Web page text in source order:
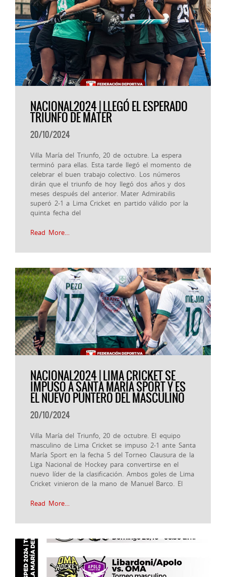
NACIONAL2024 | LLEGÓ EL ESPERADO
TRIUNFO DE MATER
20/10/2024
Villa María del Triunfo, 20 de octubre. La espera
terminó para ellas. Esta tarde llegó el momento de
celebrar el buen trabajo colectivo. Los números
dirán que el triunfo de hoy llegó dos años y dos
meses después del anterior. Mater Admirabilis
superó 2-1 a Lima Cricket en partido válido por la
quinta fecha del
Read More…
NACIONAL2024 | LIMA CRICKET SE
IMPUSO A SANTA MARÍA SPORT Y ES
EL NUEVO PUNTERO DEL MASCULINO
20/10/2024
Villa María del Triunfo, 20 de octubre. El equipo
masculino de Lima Cricket se impuso 2-1 ante Santa
María Sport en la fecha 5 del Torneo Clausura de la
Liga Nacional de Hockey para convertirse en el
nuevo líder de la clasificación. Ambos goles de Lima
Cricket vinieron de la mano de Manuel Barco. El
Read More…